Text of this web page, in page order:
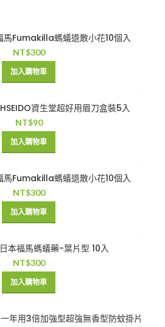
馬Fumakilla螞蟻退散小花10個入
NT$300
加入購物車
資生堂超好用眉刀盒裝5入
NT$90
加入購物車
馬Fumakilla螞蟻退散小花10個入
NT$300
加入購物車
日本福馬螞蟻藥-葉片型 10入
NT$300
加入購物車
年用3倍加強型超強無香型防蚊掛片